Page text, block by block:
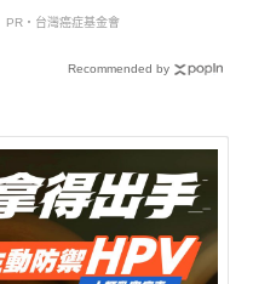
PR・台灣癌症基金會
Recommended by